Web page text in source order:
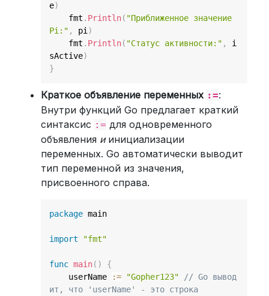
e)
    fmt
. Println( "Приближенное значение
Pi:" , pi )
    fmt
. Println( "Статус активности:" ,
i
sActive)
}
Краткое объявление переменных :=:
Внутри функций Go предлагает краткий
синтаксис := для одновременного
объявления иинициализации
переменных. Go автоматически выводит
тип переменной из значения,
присвоенного справа.
package main
import "fmt"
func main( )
{
    userName
:= "Gopher123"
// Go вывод
ит, что 'userName' - это строка